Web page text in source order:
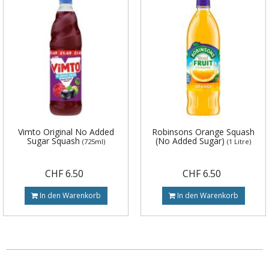
Vimto Original No Added
Sugar Squash (725ml)
CHF 6.50
In den Warenkorb
Robinsons Orange Squash
(No Added Sugar) (1 Litre)
CHF 6.50
In den Warenkorb